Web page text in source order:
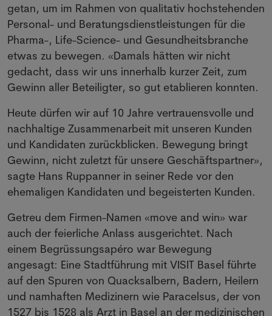
getan, um im Rahmen von qualitativ hochstehenden
Personal- und Beratungsdienstleistungen für die
Pharma-, Life-Science- und Gesundheitsbranche
etwas zu bewegen. «Damals hätten wir nicht
gedacht, dass wir uns innerhalb kurzer Zeit, zum
Gewinn aller Beteiligter, so gut etablieren konnten.
Heute dürfen wir auf 10 Jahre vertrauensvolle und
nachhaltige Zusammenarbeit mit unseren Kunden
und Kandidaten zurückblicken. Bewegung bringt
Gewinn, nicht zuletzt für unsere Geschäftspartner»,
sagte Hans Ruppanner in seiner Rede vor den
ehemaligen Kandidaten und begeisterten Kunden.
Getreu dem Firmen-Namen «move and win» war
auch der feierliche Anlass ausgerichtet. Nach
einem Begrüssungsapéro war Bewegung
angesagt: Eine Stadtführung mit VISIT Basel führte
auf den Spuren von Quacksalbern, Badern, Heilern
und namhaften Medizinern wie Paracelsus, der von
1527 bis 1528 als Arzt in Basel an der medizinischen